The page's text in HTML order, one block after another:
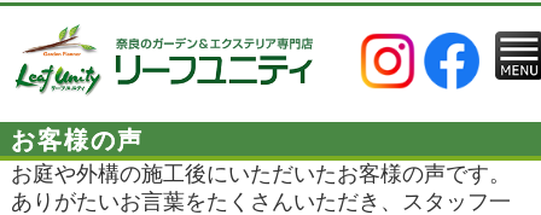
お客様の声
お庭や外構の施工後にいただいたお客様の声です。
ありがたいお言葉をたくさんいただき、スタッフ一